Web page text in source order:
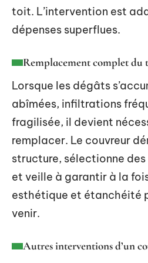
toit. L’intervention est
dépenses superflues.
Remplacement complet du
Lorsque les dégâts
abîmées, infiltrations
fragilisée, il devient
remplacer. Le couvreur
structure, sélectionne
et veille à garantir à la
esthétique et étanchéité
venir.
Autres interventions d’un